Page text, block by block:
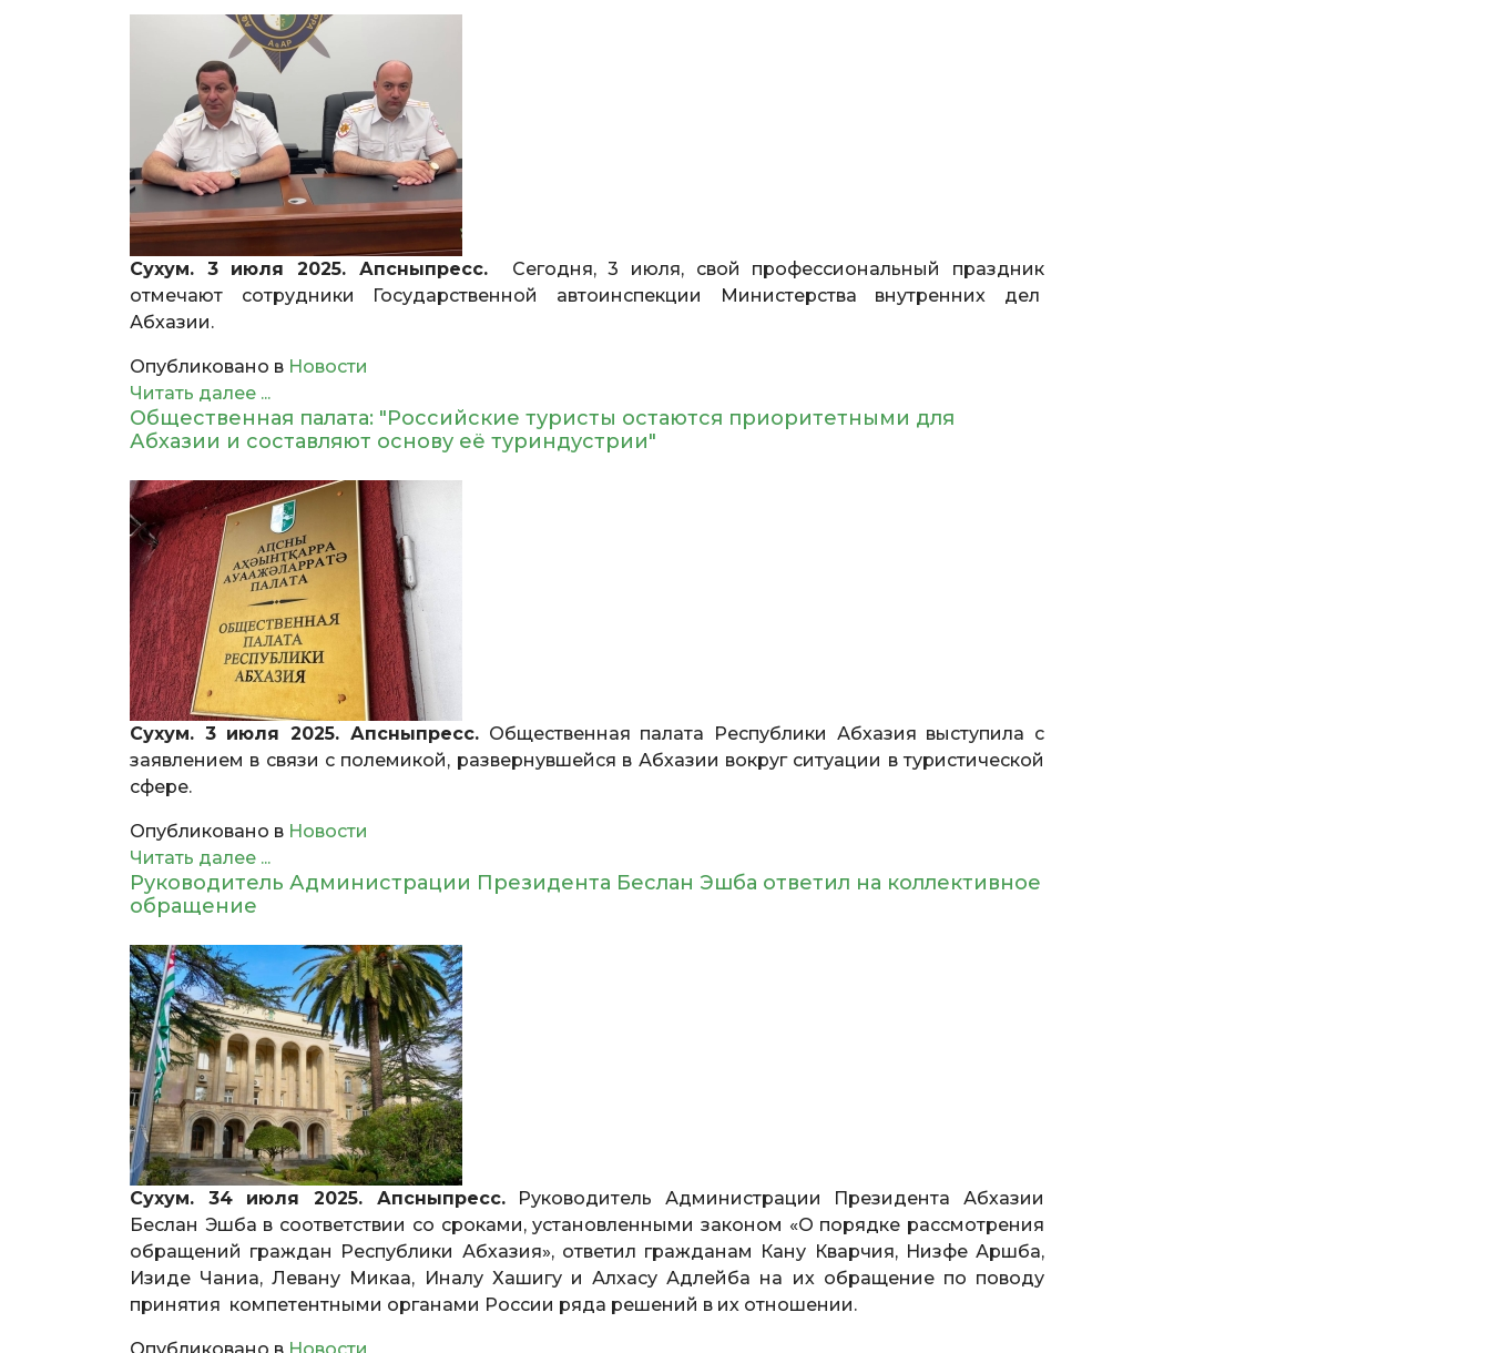
Сухум. 3 июля 2025. Апсныпресс.
Сегодня, 3 июля, свой профессиональный праздник
отмечают сотрудники Государственной автоинспекции Министерства внутренних дел
Абхазии.
Опубликовано в Новости
Читать далее ...
Общественная палата: "Российские туристы остаются приоритетными для
Абхазии и составляют основу её туриндустрии"
Сухум. 3 июля 2025. Апсныпресс.Общественная палата Республики Абхазия выступила с
заявлением в связи с полемикой, развернувшейся в Абхазии вокруг ситуации в туристической
сфере.
Опубликовано в Новости
Читать далее ...
Руководитель Администрации Президента Беслан Эшба ответил на коллективное
обращение
Сухум. 34 июля 2025. Апсныпресс.Руководитель Администрации Президента Абхазии
Беслан Эшба в соответствии со сроками, установленными законом «О порядке рассмотрения
обращений граждан Республики Абхазия», ответил гражданам Кану Кварчия, Низфе Аршба,
Изиде Чаниа, Левану Микаа, Иналу Хашигу и Алхасу Адлейба на их обращение по поводу
принятия компетентными органами России ряда решений в их отношении.